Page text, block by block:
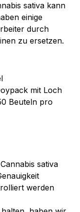
sativa kann
einige
durch
zu ersetzen.
mit Loch
Beuteln pro
sativa
werden